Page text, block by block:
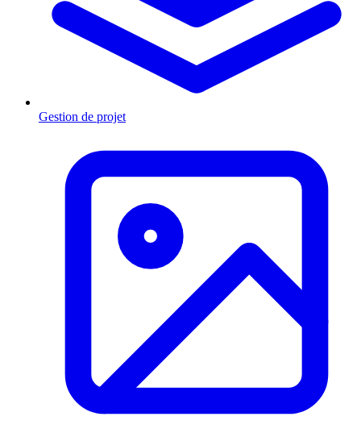
Gestion de projet